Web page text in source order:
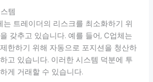
템
트레이더의 리스크를 최소화하기 위
갖추고 있습니다. 예를 들어, C업체는
한하기 위해 자동으로 포지션을 청산하
고 있습니다. 이러한 시스템 덕분에 투
게 거래할 수 있습니다.